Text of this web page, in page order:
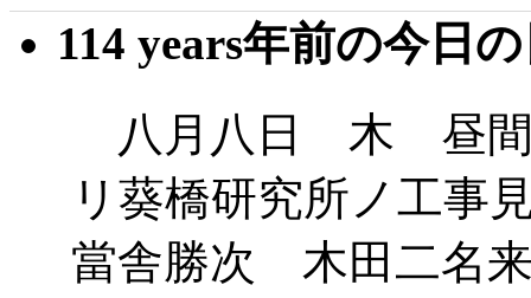
114 years年前の今日
八月八日 木 昼間
リ葵橋研究所ノ工事
當舎勝次 木田二名